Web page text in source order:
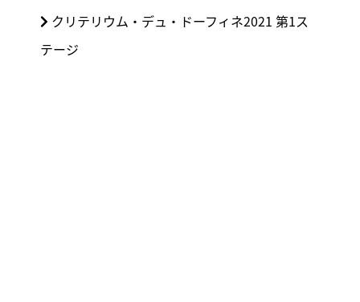
投
稿:
次
の
クリテリウム・デュ・ドーフィネ2021 第1ス
テージ